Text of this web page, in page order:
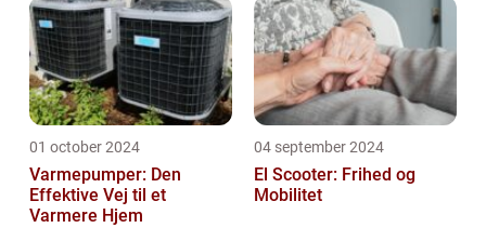
01 october 2024
Varmepumper: Den
Effektive Vej til et
Varmere Hjem
04 september 2024
El Scooter: Frihed og
Mobilitet